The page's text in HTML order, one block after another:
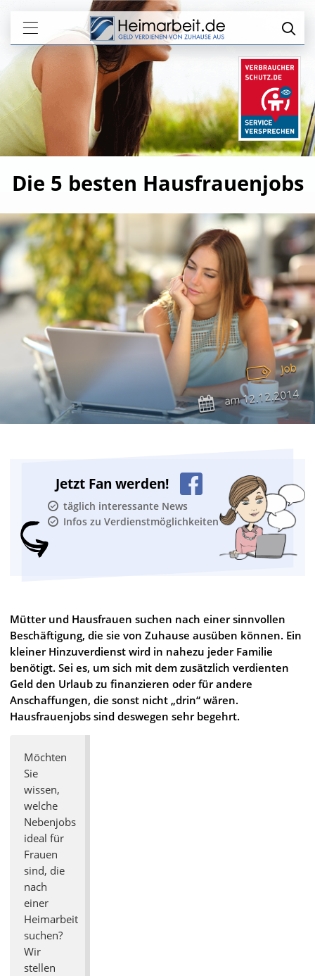
Die 5 besten Hausfrauenjobs
Job
am12.12.2014
Jetzt Fan werden!
täglich interessante News
Infos zu Verdienstmöglichkeiten
Mütter und Hausfrauen suchen nach einer sinnvollen
Beschäftigung, die sie von Zuhause ausüben können. Ein
kleiner Hinzuverdienst wird in nahezu jeder Familie
benötigt. Sei es, um sich mit dem zusätzlich verdienten
Geld den Urlaub zu finanzieren oder für andere
Anschaffungen, die sonst nicht „drin“ wären.
Hausfrauenjobs sind deswegen sehr begehrt.
Möchten
Sie
wissen,
welche
Nebenjobs
ideal für
Frauen
sind, die
nach
einer
Heimarbeit
suchen?
Wir
stellen